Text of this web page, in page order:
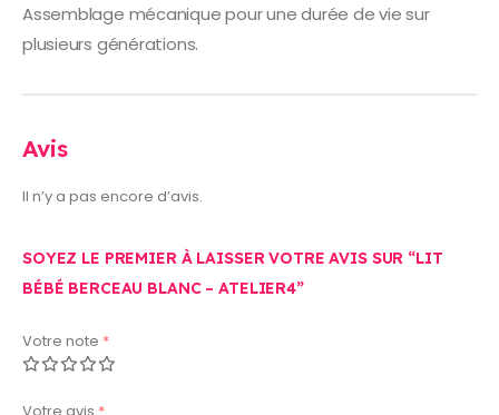
Assemblage mécanique pour une durée de vie sur
plusieurs générations.
Avis
Il n’y a pas encore d’avis.
SOYEZ LE PREMIER À LAISSER VOTRE AVIS SUR “LIT
BÉBÉ BERCEAU BLANC – ATELIER4”
Votre note *